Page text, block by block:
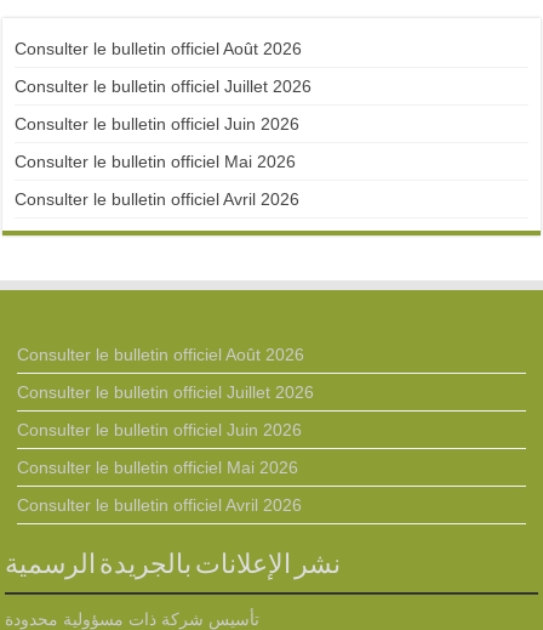
Consulter le bulletin officiel Août 2026
Consulter le bulletin officiel Juillet 2026
Consulter le bulletin officiel Juin 2026
Consulter le bulletin officiel Mai 2026
Consulter le bulletin officiel Avril 2026
Consulter le bulletin officiel Août 2026
Consulter le bulletin officiel Juillet 2026
Consulter le bulletin officiel Juin 2026
Consulter le bulletin officiel Mai 2026
Consulter le bulletin officiel Avril 2026
نشر الإعلانات بالجريدة الرسمية
تأسيس شركة ذات مسؤولية محدودة